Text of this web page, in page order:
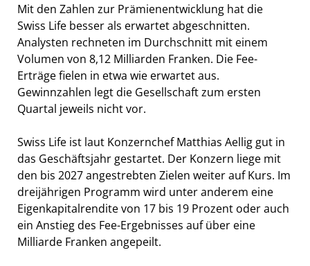
Mit den Zahlen zur Prämienentwicklung hat die
Swiss Life besser als erwartet abgeschnitten.
Analysten rechneten im Durchschnitt mit einem
Volumen von 8,12 Milliarden Franken. Die Fee-
Erträge fielen in etwa wie erwartet aus.
Gewinnzahlen legt die Gesellschaft zum ersten
Quartal jeweils nicht vor.
Swiss Life ist laut Konzernchef Matthias Aellig gut in
das Geschäftsjahr gestartet. Der Konzern liege mit
den bis 2027 angestrebten Zielen weiter auf Kurs. Im
dreijährigen Programm wird unter anderem eine
Eigenkapitalrendite von 17 bis 19 Prozent oder auch
ein Anstieg des Fee-Ergebnisses auf über eine
Milliarde Franken angepeilt.